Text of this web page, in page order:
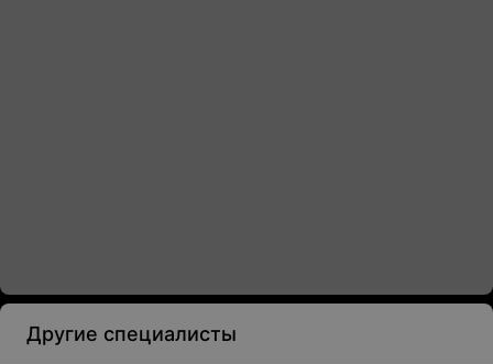
Другие специалисты